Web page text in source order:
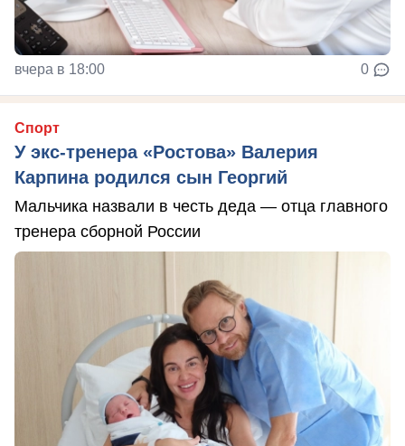
вчера в 18:00 0
Спорт
У экс-тренера «Ростова» Валерия
Карпина родился сын Георгий
Мальчика назвали в честь деда — отца главного
тренера сборной России